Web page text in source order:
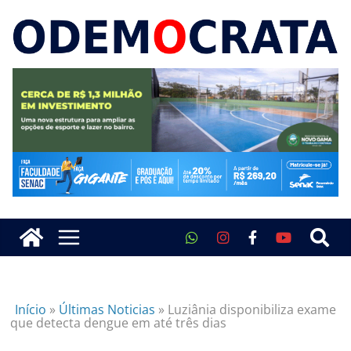
Início » Últimas Noticias » Luziânia disponibiliza exame
que detecta dengue em até três dias